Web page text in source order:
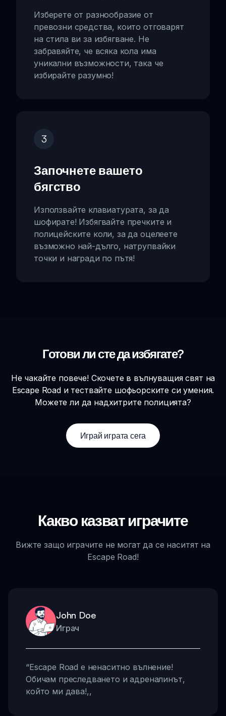
Изберете от разнообразие от
превозни средства, които отговарят
на стила ви за избягване. Не
забравяйте, че всяка кола има
уникални възможности, така че
избирайте разумно!
3
Започнете вашето
бягство
Използвайте клавиатурата, за да
шофирате! Избягвайте пречките и
полицейските коли, за да оцелеете
възможно най-дълго, натрупвайки
точки и награди по пътя!
Готови ли сте да избягате?
Не чакайте повече! Скочете в вълнуващия свят на
Escape Road и тествайте шофьорските си умения.
Можете ли да надхитрите полицията?
Играй играта сега
Какво казват играчите
Вижте защо играчите не могат да се наситят на
Escape Road!
John Doe
Играч
“Escape Road е ненаситно вълнение!
Обичам преследването и адреналинът,
който ми дава!,,